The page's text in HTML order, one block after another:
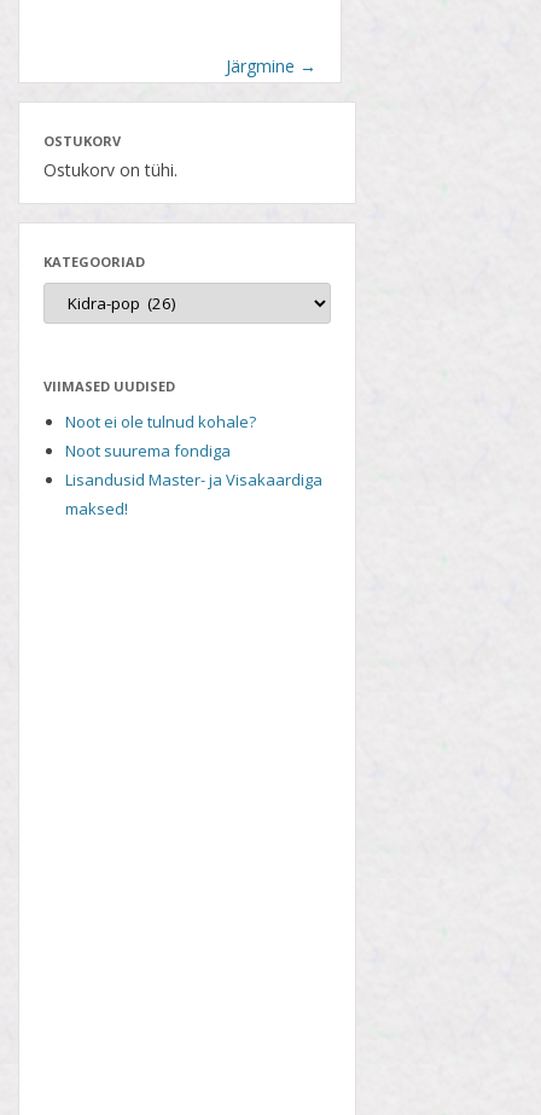
Järgmine →
OSTUKORV
Ostukorv on tühi.
KATEGOORIAD
VIIMASED UUDISED
Noot ei ole tulnud kohale?
Noot suurema fondiga
Lisandusid Master- ja Visakaardiga
maksed!